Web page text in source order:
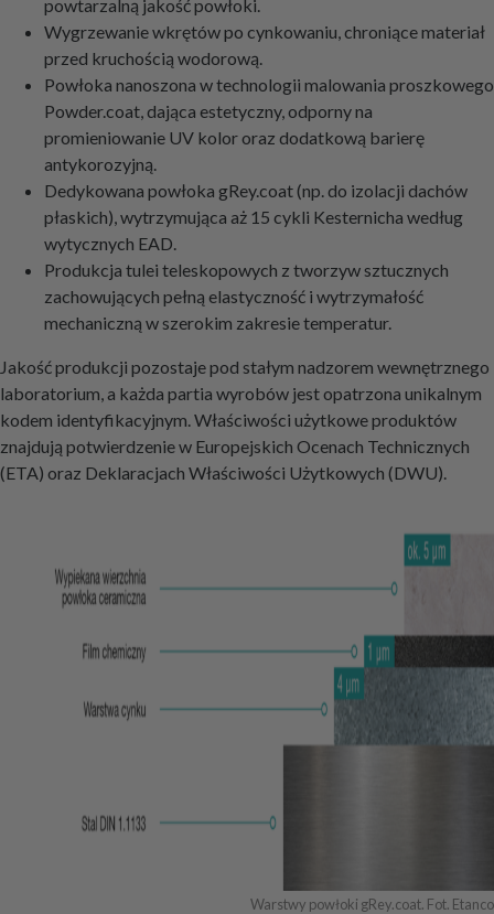
powtarzalną jakość powłoki.
Wygrzewanie wkrętów po cynkowaniu, chroniące materiał
przed kruchością wodorową.
Powłoka nanoszona w technologii malowania proszkowego
Powder.coat, dająca estetyczny, odporny na
promieniowanie UV kolor oraz dodatkową barierę
antykorozyjną.
Dedykowana powłoka gRey.coat (np. do izolacji dachów
płaskich), wytrzymująca aż 15 cykli Kesternicha według
wytycznych EAD.
Produkcja tulei teleskopowych z tworzyw sztucznych
zachowujących pełną elastyczność i wytrzymałość
mechaniczną w szerokim zakresie temperatur.
Jakość produkcji pozostaje pod stałym nadzorem wewnętrznego
laboratorium, a każda partia wyrobów jest opatrzona unikalnym
kodem identyfikacyjnym. Właściwości użytkowe produktów
znajdują potwierdzenie w Europejskich Ocenach Technicznych
(ETA) oraz Deklaracjach Właściwości Użytkowych (DWU).
Warstwy powłoki gRey.coat. Fot. Etanco